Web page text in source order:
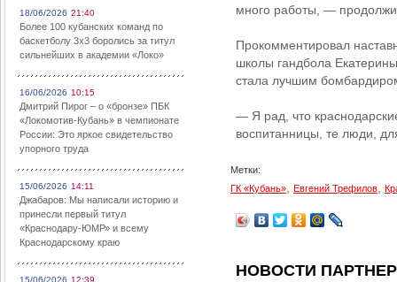
18/06/2026 21:40
Более 100 кубанских команд по
баскетболу 3х3 боролись за титул
сильнейших в академии «Локо»
16/06/2026 10:15
Дмитрий Пирог – о «бронзе» ПБК
«Локомотив-Кубань» в чемпионате
России: Это яркое свидетельство
упорного труда
15/06/2026 14:11
Джабаров: Мы написали историю и
принесли первый титул
«Краснодару-ЮМР» и всему
Краснодарскому краю
15/06/2026 12:39
много работы, —
Прокомментировал
школы гандбола
стала лучшим
— Я рад, что
воспитанницы, те люди,
Метки:
ГК «Кубань»
Евгений Трефилов
НОВОСТИ